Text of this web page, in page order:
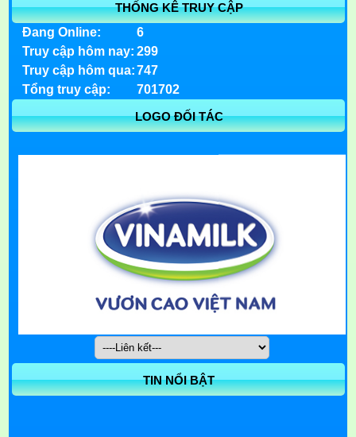
THỐNG KÊ TRUY CẬP
Đang Online:
6
Truy cập hôm nay: 299
Truy cập hôm qua: 747
Tổng truy cập:
701702
LOGO ĐỐI TÁC
TIN NỔI BẬT